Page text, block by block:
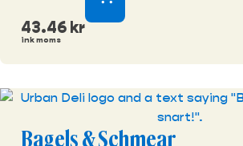
43.46kr
ink moms
Bagels & Schmear